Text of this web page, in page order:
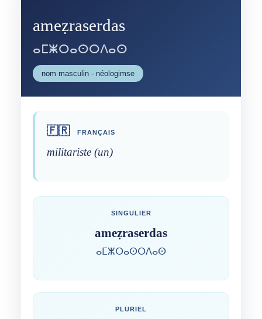
ameẓraserdas
ⴰⵎⵥⵔⴰⵙⵔⴷⴰⵙ
nom masculin - néologimse
🇫🇷 FRANÇAIS
militariste (un)
SINGULIER
ameẓraserdas
ⴰⵎⵥⵔⴰⵙⵔⴷⴰⵙ
PLURIEL